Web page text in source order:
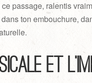
passage, ralentis
ton embouchure,
et